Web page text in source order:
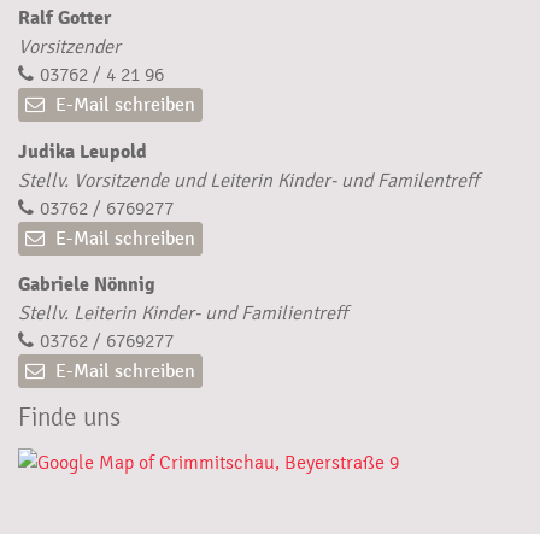
Ralf Gotter
Vorsitzender
03762 / 4 21 96
E-Mail schreiben
Judika Leupold
Stellv. Vorsitzende und Leiterin Kinder- und Familentreff
03762 / 6769277
E-Mail schreiben
Gabriele Nönnig
Stellv. Leiterin Kinder- und Familientreff
03762 / 6769277
E-Mail schreiben
Finde uns